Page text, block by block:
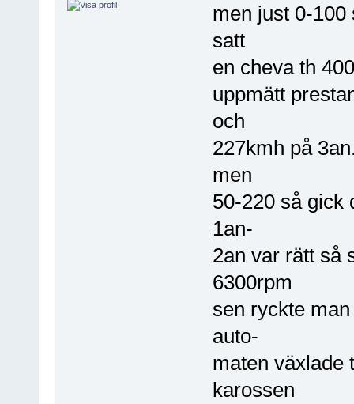
men just 0-100
satt
en cheva th
uppmätt
och
227kmh på
men
50-220 så gick
1an-
2an var rätt så
6300rpm
sen ryckte
auto-
maten växlade
karossen